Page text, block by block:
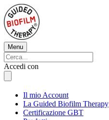
Vai
al
contenuto
Menu
Menu
Cerca:
Cerca
Accedi con
Il mio Account
La Guided Biofilm Therapy
Certificazione GBT